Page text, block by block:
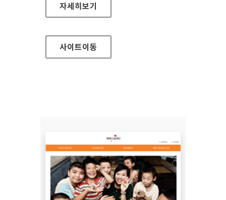
인사혁신처 홈페이지
자세히보기
사이트이동